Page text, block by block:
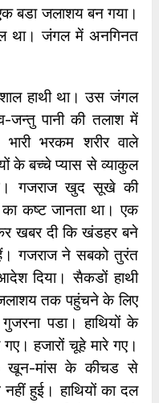
बडा जलाशय बन गया।
था। जंगल में अनगिनत
हाथी था। उस जंगल
जन्तु पानी की तलाश में
भरकम शरीर वाले
के बच्चे प्यास से व्याकुल
गजराज खुद सूखे की
का कष्ट जानता था। एक
खबर दी कि खंडहर बने
गजराज ने सबको तुरंत
दिया। सैकडों हाथी
तक पहुंचने के लिए
पडा। हाथियों के
हजारों चूहे मारे गए।
खून-मांस के कीचड से
हुई। हाथियों का दल